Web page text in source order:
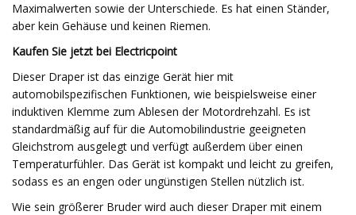
Maximalwerten sowie der Unterschiede. Es hat einen Ständer,
aber kein Gehäuse und keinen Riemen.
Kaufen Sie jetzt bei Electricpoint
Dieser Draper ist das einzige Gerät hier mit
automobilspezifischen Funktionen, wie beispielsweise einer
induktiven Klemme zum Ablesen der Motordrehzahl. Es ist
standardmäßig auf für die Automobilindustrie geeigneten
Gleichstrom ausgelegt und verfügt außerdem über einen
Temperaturfühler. Das Gerät ist kompakt und leicht zu greifen,
sodass es an engen oder ungünstigen Stellen nützlich ist.
Wie sein größerer Bruder wird auch dieser Draper mit einem